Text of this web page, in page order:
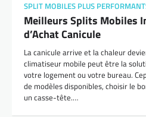
SPLIT MOBILES PLUS
Meilleurs Splits Mobiles
d’Achat Canicule
La canicule arrive et la chaleur
climatiseur mobile peut être la
votre logement ou votre bureau.
de modèles disponibles, choisir le
un casse-tête.…